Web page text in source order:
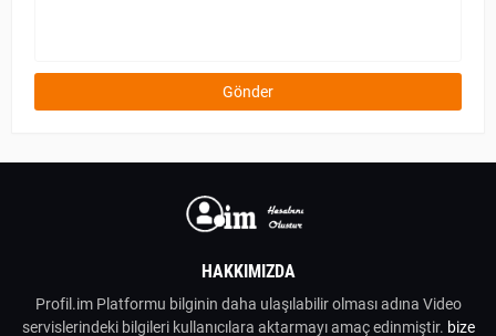
HAKKIMIZDA
Profil.im Platformu bilginin daha ulaşılabilir olması adına Video
servislerindeki bilgileri kullanıcılara aktarmayı amaç edinmiştir. bize